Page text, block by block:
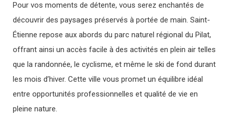
Pour vos moments de détente, vous serez enchantés de
découvrir des paysages préservés à portée de main. Saint-
Étienne repose aux abords du parc naturel régional du Pilat,
offrant ainsi un accès facile à des activités en plein air telles
que la randonnée, le cyclisme, et même le ski de fond durant
les mois d’hiver. Cette ville vous promet un équilibre idéal
entre opportunités professionnelles et qualité de vie en
pleine nature.